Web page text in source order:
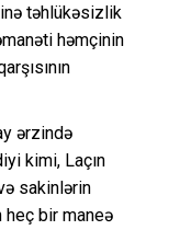
təhlükəsizlik
həmçinin
ərzində
kimi, Laçın
sakinlərin
heç bir maneə